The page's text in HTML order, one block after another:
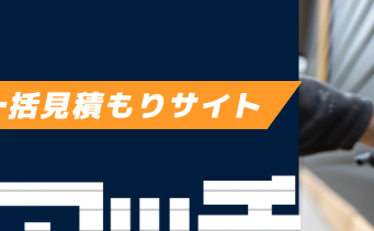
見積もりサイト